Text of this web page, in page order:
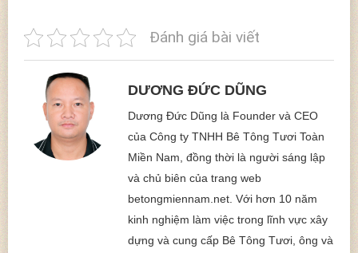
Đánh giá bài viết
DƯƠNG ĐỨC DŨNG
Dương Đức Dũng là Founder và CEO
của Công ty TNHH Bê Tông Tươi Toàn
Miền Nam, đồng thời là người sáng lập
và chủ biên của trang web
betongmiennam.net. Với hơn 10 năm
kinh nghiệm làm việc trong lĩnh vực xây
dựng và cung cấp Bê Tông Tươi, ông và